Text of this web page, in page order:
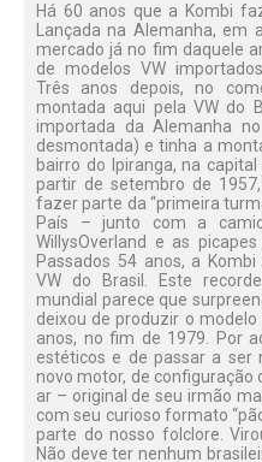
Há 60 anos que a Kombi
Lançada na Alemanha, em
mercado já no fim daquele
de modelos VW
Três anos depois, no
montada aqui pela VW do
importada da Alemanha
desmontada) e tinha a
bairro do Ipiranga, na
partir de setembro de
fazer parte da “primeira
País – junto com a
WillysOverland e as
Passados 54 anos, a
VW do Brasil. Este
mundial parece que
deixou de produzir o
anos, no fim de 1979. Por
estéticos e de passar a
novo motor, de
ar – original de seu irmão
com seu curioso formato
parte do nosso folclore.
Não deve ter nenhum